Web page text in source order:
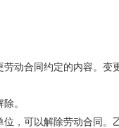
动合同约定的内容。
。
，可以解除劳动合同